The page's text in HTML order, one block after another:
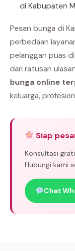
di Kabupaten
Pesan bunga di
perbedaan
pelanggan puas
dari ratusan
bunga online
keluarga,
Siap
Konsultasi
Hubungi kami
Chat